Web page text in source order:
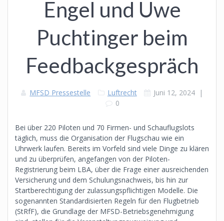
Engel und Uwe
Puchtinger beim
Feedbackgespräch
MFSD Pressestelle Luftrecht Juni 12, 2024 |
0
Bei über 220 Piloten und 70 Firmen- und Schauflugslots
täglich, muss die Organisation der Flugschau wie ein
Uhrwerk laufen. Bereits im Vorfeld sind viele Dinge zu klären
und zu überprüfen, angefangen von der Piloten-
Registrierung beim LBA, über die Frage einer ausreichenden
Versicherung und dem Schulungsnachweis, bis hin zur
Startberechtigung der zulassungspflichtigen Modelle. Die
sogenannten Standardisierten Regeln für den Flugbetrieb
(StRfF), die Grundlage der MFSD-Betriebsgenehmigung